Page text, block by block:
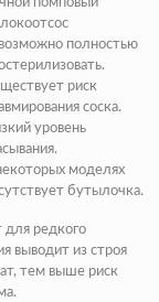
помповый
полностью
риск
соска.
уровень
моделях
бутылочка.
редкого
выводит из строя
тем выше риск